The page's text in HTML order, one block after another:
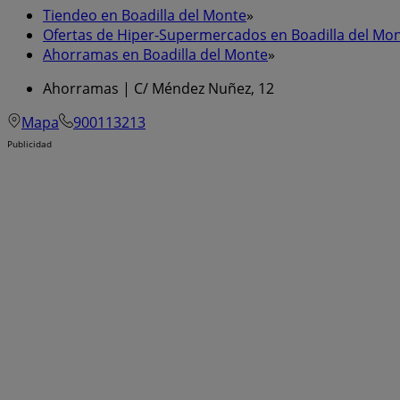
Tiendeo en Boadilla del Monte»
Ofertas de Hiper-Supermercados en Boadilla del
Ahorramas en Boadilla del Monte»
Ahorramas | C/ Méndez Nuñez, 12
Mapa
900113213
Publicidad